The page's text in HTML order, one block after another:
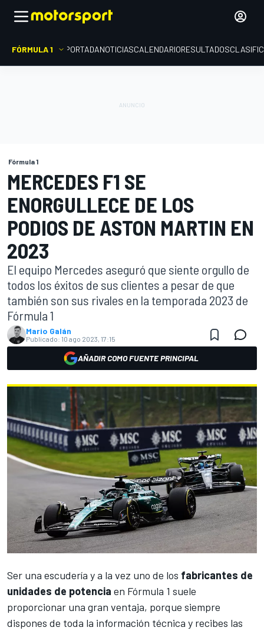
FÓRMULA 1 PORTADANOTICIASCALENDARIORESULTADOS
Fórmula 1
MERCEDES F1 SE
ENORGULLECE DE LOS
PODIOS DE ASTON MARTIN EN
2023
El equipo Mercedes aseguró que siente orgullo de
todos los éxitos de sus clientes a pesar de que
también son sus rivales en la temporada 2023 de
Fórmula 1
Mario Galán
Publicado: 10 ago 2023, 17:15
AÑADIR COMO FUENTE PRINCIPAL
Ser una escudería y a la vez uno de los fabricantes de
unidades de potencia en Fórmula 1 suele
proporcionar una gran ventaja, porque siempre
dispones de toda la información técnica y recibes las